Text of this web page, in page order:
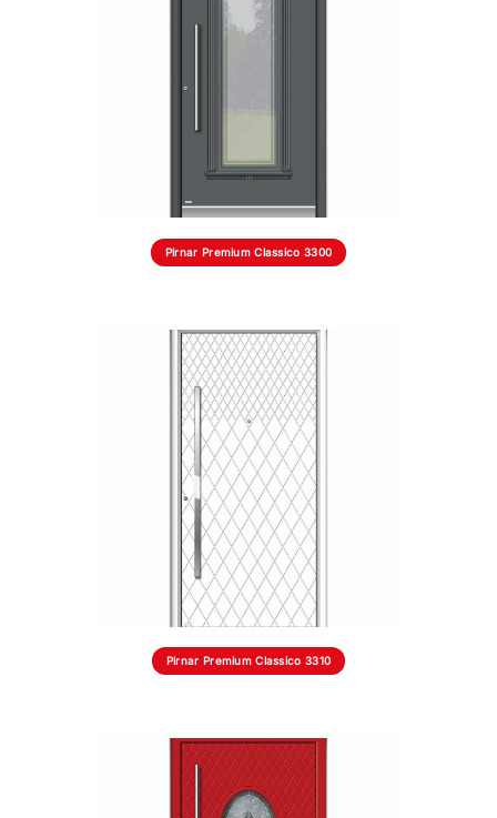
Pirnar Premium Classico 3300
Pirnar Premium Classico 3310